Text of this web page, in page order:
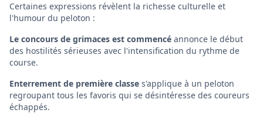
Certaines expressions révèlent la richesse culturelle et
l'humour du peloton :
Le concours de grimaces est commencé annonce le début
des hostilités sérieuses avec l'intensification du rythme de
course.
Enterrement de première classe s'applique à un peloton
regroupant tous les favoris qui se désintéresse des coureurs
échappés.